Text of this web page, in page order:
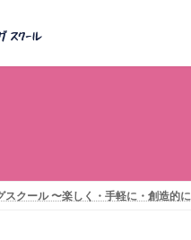
クール 〜楽しく・手軽に・創造的に